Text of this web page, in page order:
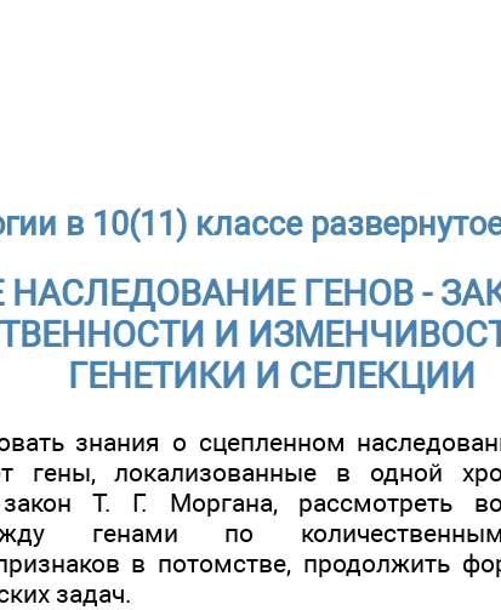
в 10(11) классе
ГЕНОВ -
И
ГЕНЕТИКИ И СЕЛЕКЦИИ
знания о сцепленном
гены, локализованные в одной
Т. Г. Моргана, рассмотреть
генами по количественным
в потомстве, продолжить
задач.